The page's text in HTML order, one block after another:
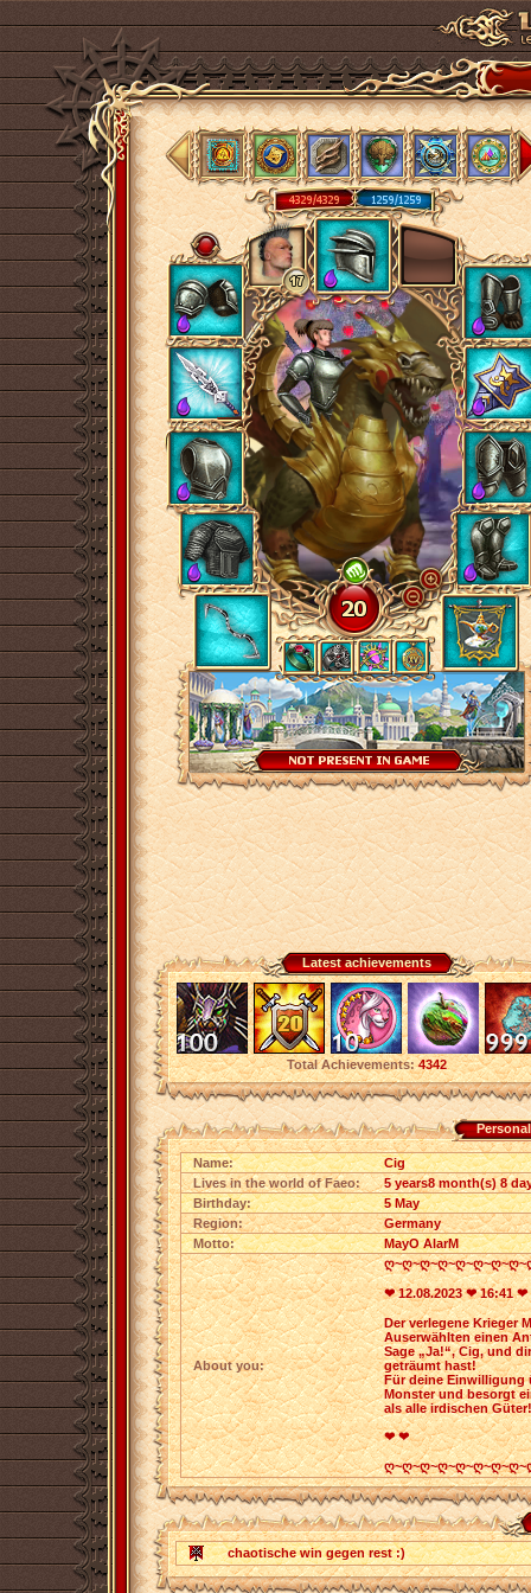
Latest achievements
Total Achievements: 4342
Name:
Cig
Lives in the world of Faeo:
5 years8 month(s) 8
Birthday:
5 May
Region:
Germany
Motto:
MayO AlarM
About you:
❤ 12.08.2023 ❤ 16:41 ❤
Der verlegene Krieger
Auserwählten einen
Sage „Ja!“, Cig, und
geträumt hast!
Für deine Einwilligung
Monster und besorgt
als alle irdischen Güter!
❤ ❤
chaotische win gegen rest :)